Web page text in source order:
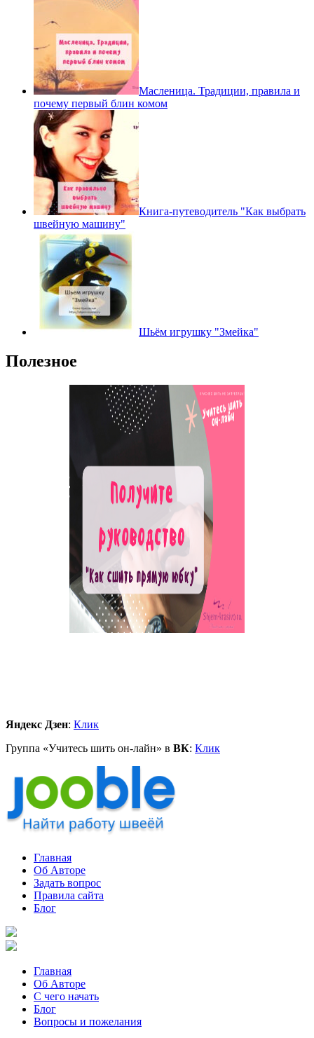
Масленица. Традиции, правила и
почему первый блин комом
Книга-путеводитель "Как выбрать
швейную машину"
Шьём игрушку "Змейка"
Полезное
Яндекс Дзен: Клик
Группа «Учитесь шить он-лайн» в ВК: Клик
Главная
Об Авторе
Задать вопрос
Правила сайта
Блог
Главная
Об Авторе
С чего начать
Блог
Вопросы и пожелания